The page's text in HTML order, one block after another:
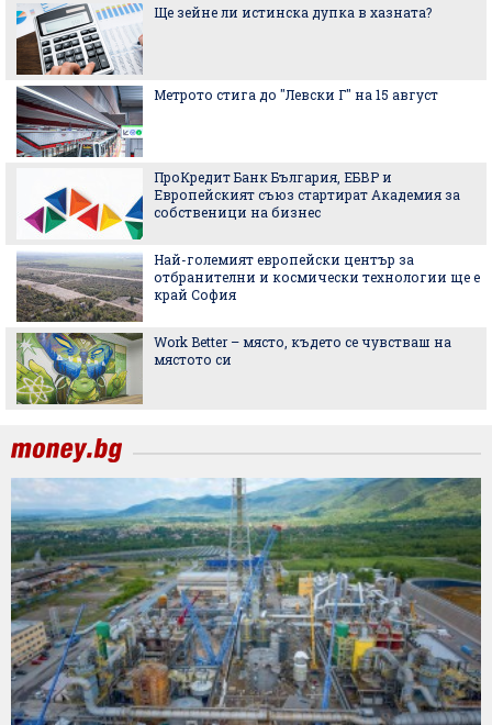
Ще зейне ли истинска дупка в хазната?
Метрото стига до "Левски Г" на 15 август
ПроКредит Банк България, ЕБВР и
Европейският съюз стартират Академия за
собственици на бизнес
Най-големият европейски център за
отбранителни и космически технологии ще е
край София
Work Better – място, където се чувстваш на
мястото си